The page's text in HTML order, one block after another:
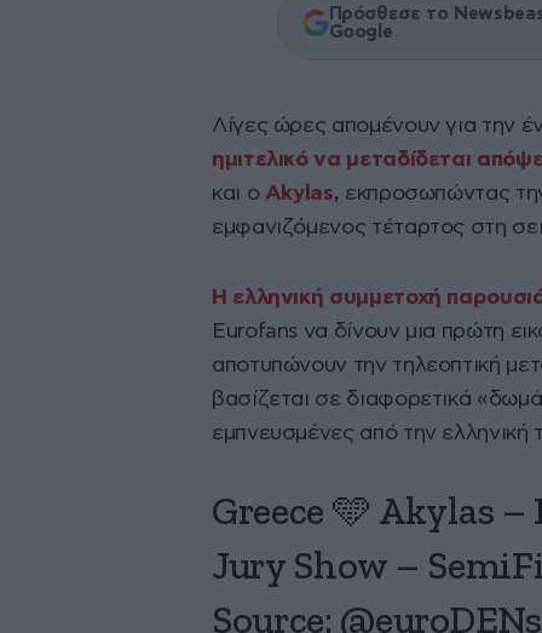
Πρόσθεσε το
Google
Λίγες ώρες απομένουν για την
ημιτελικό να μεταδίδεται
και ο Akylas, εκπροσωπώντας
εμφανιζόμενος τέταρτος στη
Η ελληνική συμμετοχή
Eurofans να δίνουν μια πρώτη
αποτυπώνουν την τηλεοπτική
βασίζεται σε διαφορετικά
εμπνευσμένες από την ελληνική
Greece 🩵 Akylas –
Jury Show –
Source: